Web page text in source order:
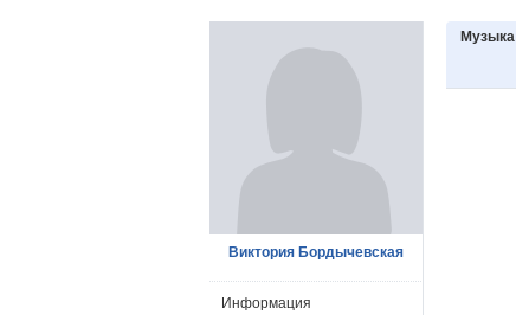
Музыка
Виктория Бордычевская
Информация